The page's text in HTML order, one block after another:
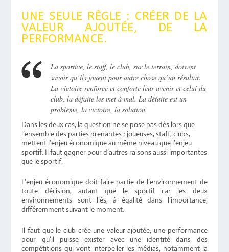
UNE SEULE RÈGLE : CRÉER DE LA
VALEUR AJOUTÉE, DE LA
PERFORMANCE.
La sportive, le staff, le club, sur le terrain, doivent
savoir qu’ils jouent pour autre chose qu’un résultat.
La victoire renforce et conforte leur avenir et celui du
club, la défaite les met à mal. La défaite est un
problème, la victoire, la solution.
Dans les deux cas, la question ne se pose pas dès lors que
l’ensemble des parties prenantes ; joueuses, staff, clubs,
mettent l’enjeu économique au même niveau que l’enjeu
sportif. Il faut gagner pour d’autres raisons aussi importantes
que le sportif.
L’enjeu économique doit faire partie de l’environnement de
toute décision, autant que le sportif car les deux
environnements sont liés, à égalité dans l’importance,
différemment suivant le moment.
Il faut que le club crée une valeur ajoutée, une performance
pour qu’il puisse exister avec une identité dans des
compétitions qui vont interpeller les médias, notamment la